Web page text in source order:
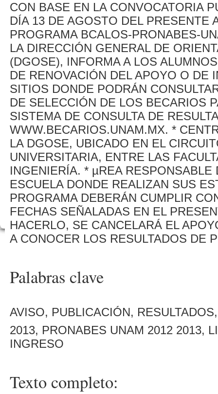
CON BASE EN LA CONVOCATORIA
DÍA 13 DE AGOSTO DEL PRESENTE
PROGRAMA BCALOS-PRONABES-
LA DIRECCIÓN GENERAL DE
(DGOSE), INFORMA A LOS
DE RENOVACIÓN DEL APOYO O DE
SITIOS DONDE PODRÁN
DE SELECCIÓN DE LOS BECARIOS
SISTEMA DE CONSULTA DE
WWW.BECARIOS.UNAM.MX. *
LA DGOSE, UBICADO EN EL
UNIVERSITARIA, ENTRE LAS
INGENIERÍA. * µREA RESPONSABLE
ESCUELA DONDE REALIZAN SUS
PROGRAMA DEBERÁN CUMPLIR
FECHAS SEÑALADAS EN EL
HACERLO, SE CANCELARÁ EL
A CONOCER LOS RESULTADOS DE
Palabras clave
AVISO, PUBLICACIÓN,
2013, PRONABES UNAM 2012 2013,
INGRESO
Texto completo: